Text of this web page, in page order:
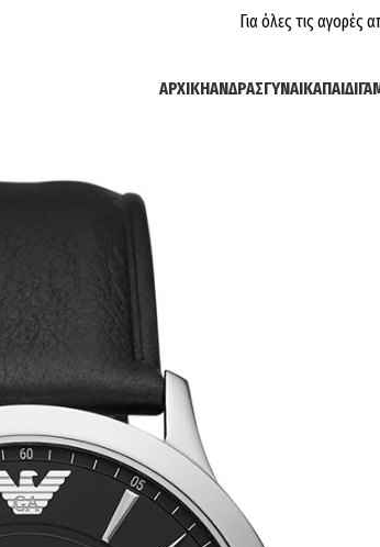
Για όλες τις
ΑΡΧΙΚΉΆΝΔΡΑΣΓΥΝΑΊΚΑΠΑΙΔΊ